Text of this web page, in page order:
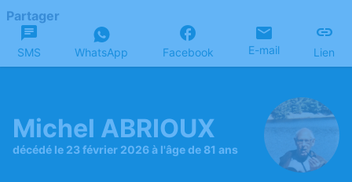
Partager
SMS WhatsApp Facebook E-mail Lien
Michel ABRIOUX
décédé le 23 février 2026 à l'âge de 81 ans